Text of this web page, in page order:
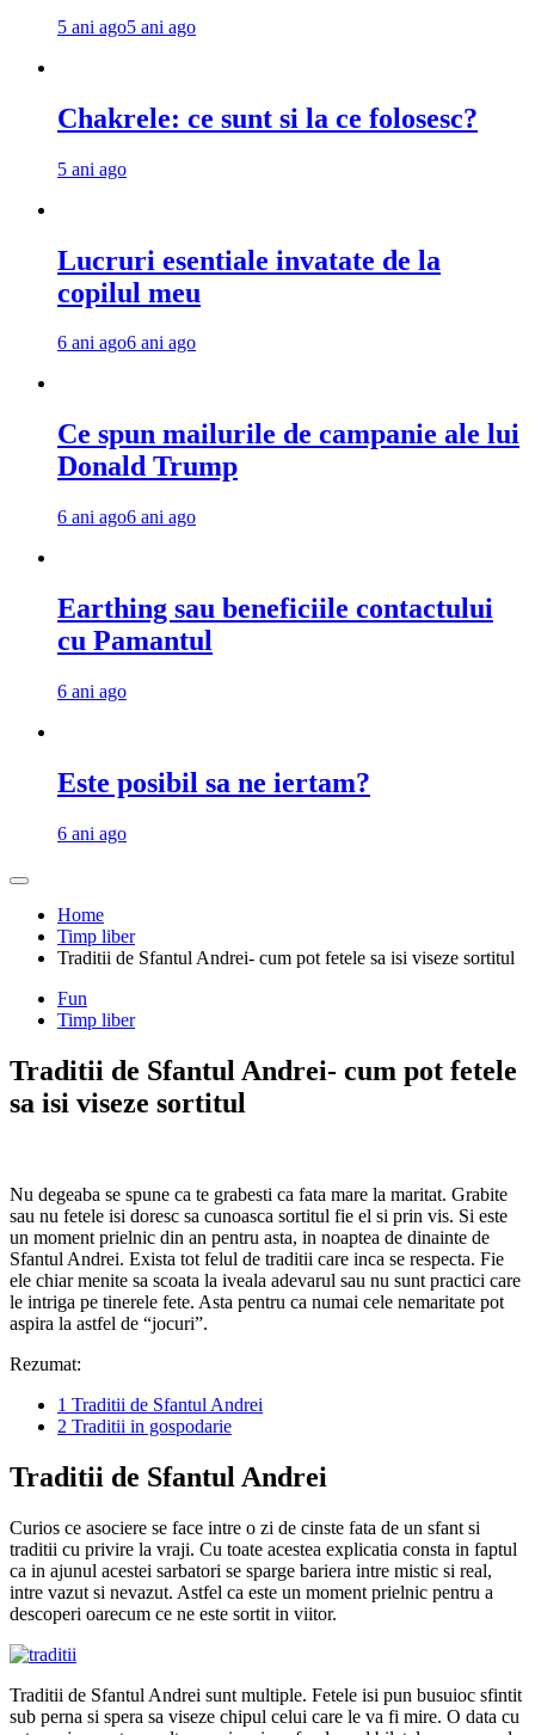
5 ani ago5 ani ago
Chakrele: ce sunt si la ce folosesc?
5 ani ago
Lucruri esentiale invatate de la
copilul meu
6 ani ago6 ani ago
Ce spun mailurile de campanie ale lui
Donald Trump
6 ani ago6 ani ago
Earthing sau beneficiile contactului
cu Pamantul
6 ani ago
Este posibil sa ne iertam?
6 ani ago
Home
Timp liber
Traditii de Sfantul Andrei- cum pot fetele sa isi viseze sortitul
Fun
Timp liber
Traditii de Sfantul Andrei- cum pot fetele
sa isi viseze sortitul
Nu degeaba se spune ca te grabesti ca fata mare la maritat. Grabite
sau nu fetele isi doresc sa cunoasca sortitul fie el si prin vis. Si este
un moment prielnic din an pentru asta, in noaptea de dinainte de
Sfantul Andrei. Exista tot felul de traditii care inca se respecta. Fie
ele chiar menite sa scoata la iveala adevarul sau nu sunt practici care
le intriga pe tinerele fete. Asta pentru ca numai cele nemaritate pot
aspira la astfel de “jocuri”.
Rezumat:
1 Traditii de Sfantul Andrei
2 Traditii in gospodarie
Traditii de Sfantul Andrei
Curios ce asociere se face intre o zi de cinste fata de un sfant si
traditii cu privire la vraji. Cu toate acestea explicatia consta in faptul
ca in ajunul acestei sarbatori se sparge bariera intre mistic si real,
intre vazut si nevazut. Astfel ca este un moment prielnic pentru a
descoperi oarecum ce ne este sortit in viitor.
Traditii de Sfantul Andrei sunt multiple. Fetele isi pun busuioc sfintit
sub perna si spera sa viseze chipul celui care le va fi mire. O data cu